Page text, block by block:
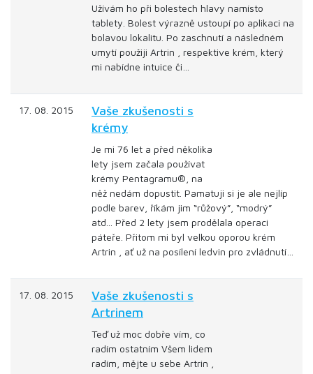
Užívám ho při bolestech hlavy namísto
tablety. Bolest výrazně ustoupí po aplikaci na
bolavou lokalitu. Po zaschnutí a následném
umytí použiji Artrin , respektive krém, který
mi nabídne intuice či…
17. 08. 2015
Vaše zkušenosti s
krémy
Je mi 76 let a před několika
lety jsem začala používat
krémy Pentagramu®, na
něž nedám dopustit. Pamatuji si je ale nejlíp
podle barev, říkám jim “růžový”, “modrý”
atd... Před 2 lety jsem prodělala operaci
páteře. Přitom mi byl velkou oporou krém
Artrin , ať už na posílení ledvin pro zvládnutí…
17. 08. 2015
Vaše zkušenosti s
Artrinem
Teď už moc dobře vím, co
radím ostatním Všem lidem
radím, mějte u sebe Artrin ,